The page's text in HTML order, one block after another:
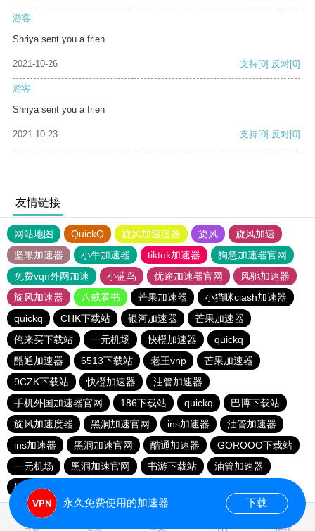
游客
Shriya sent you a frien
2021-10-26 支持[0] 反对[0]
游客
Shriya sent you a frien
2021-10-23 支持[0] 反对[0]
友情链接
网站地图 QuickQ 旋风加速度器 旋风
旋风加速
坚果加速器
小牛加速器 tiktok加速器
狗急加速器官网
免费vqn外网加速
小蓝鸟 优途加速器官网
风驰加速器
旋风加速器
八戒看书 芒果加速器
小猫咪ciash加速器
quickq
CHK下载站 银河加速器
芒果加速器
俺来买下载站
一元机场 快橙加速器
quickq
酷通加速器
6513下载站 老王vnp
芒果加速器
9CZK下载站
快橙加速器
油管加速器
手机外国加速器官网
186下载站 quickq
巴博下载站
旋风加速度器
黑洞加速官网 ins加速器
油管加速器
ins加速器
黑洞加速官网 酷通加速器
GOROOO下载站
一元机场
黑洞加速官网 书游下载站
油管加速器
银河加速器
首页 安卓 苹果 排行 推荐
永久免费使用的加速器 下载
0.131329s